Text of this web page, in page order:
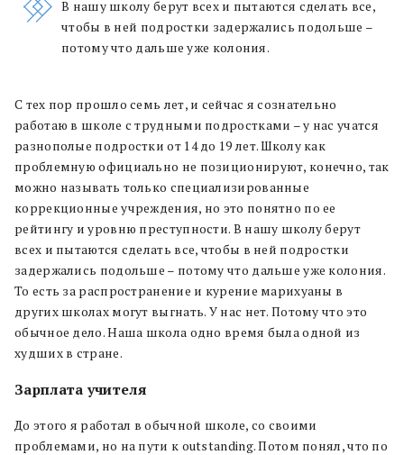
В нашу школу берут всех и пытаются сделать все,
чтобы в ней подростки задержались подольше –
потому что дальше уже колония.
С тех пор прошло семь лет, и сейчас я сознательно
работаю в школе с трудными подростками – у нас учатся
разнополые подростки от 14 до 19 лет. Школу как
проблемную официально не позиционируют, конечно, так
можно называть только специализированные
коррекционные учреждения, но это понятно по ее
рейтингу и уровню преступности. В нашу школу берут
всех и пытаются сделать все, чтобы в ней подростки
задержались подольше – потому что дальше уже колония.
То есть за распространение и курение марихуаны в
других школах могут выгнать. У нас нет. Потому что это
обычное дело. Наша школа одно время была одной из
худших в стране.
Зарплата учителя
До этого я работал в обычной школе, со своими
проблемами, но на пути к outstanding. Потом понял, что по